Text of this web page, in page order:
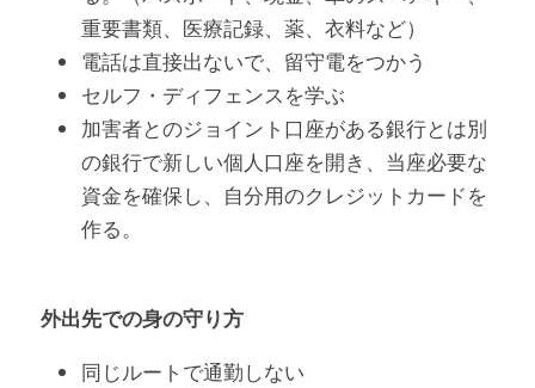
重要書類、医療記録、薬、衣料など）
電話は直接出ないで、留守電をつかう
セルフ・ディフェンスを学ぶ
加害者とのジョイント口座がある銀行とは別
の銀行で新しい個人口座を開き、当座必要な
資金を確保し、自分用のクレジットカードを
作る。
外出先での身の守り方
同じルートで通勤しない